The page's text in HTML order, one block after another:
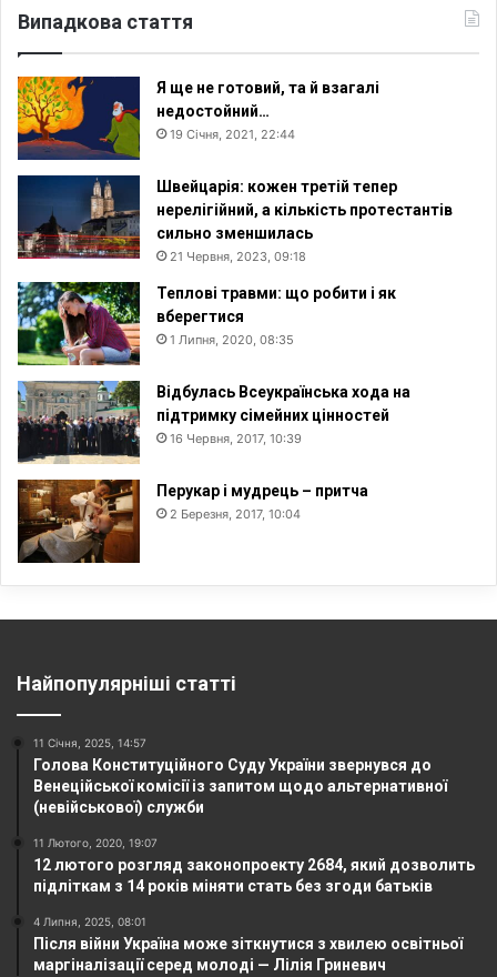
Випадкова стаття
Я ще не готовий, та й взагалі
недостойний…
19 Січня, 2021, 22:44
Швейцарія: кожен третій тепер
нерелігійний, а кількість протестантів
сильно зменшилась
21 Червня, 2023, 09:18
Теплові травми: що робити і як
вберегтися
1 Липня, 2020, 08:35
Відбулась Всеукраїнська хода на
підтримку сімейних цінностей
16 Червня, 2017, 10:39
Перукар і мудрець – притча
2 Березня, 2017, 10:04
Найпопулярніші статті
11 Січня, 2025, 14:57
Голова Конституційного Суду України звернувся до
Венеційської комісії із запитом щодо альтернативної
(невійськової) служби
11 Лютого, 2020, 19:07
12 лютого розгляд законопроекту 2684, який дозволить
підліткам з 14 років міняти стать без згоди батьків
4 Липня, 2025, 08:01
Після війни Україна може зіткнутися з хвилею освітньої
маргіналізації серед молоді — Лілія Гриневич